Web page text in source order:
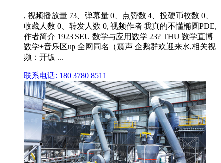
, 视频播放量 73、弹幕量 0、点赞数 4、投硬币枚数 0、
收藏人数 0、转发人数 0, 视频作者 我真的不懂椭圆PDE,
作者简介 1923 SEU 数学与应用数学 23? THU 数学直博
数学+音乐区up 全网同名（震声 企鹅群欢迎来水,相关视
频：开饭 ...
联系电话: 180 3780 8511